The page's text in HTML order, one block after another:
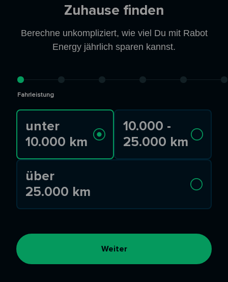
Zuhause finden
Berechne unkompliziert, wie viel Du mit Rabot
Energy jährlich sparen kannst.
Fahrleistung
unter
10.000 km
10.000 -
25.000 km
über
25.000 km
Weiter